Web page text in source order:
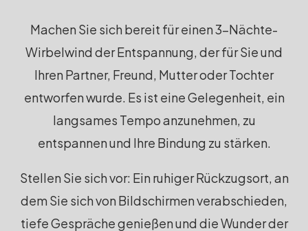
Machen Sie sich bereit für einen 3-Nächte-
Wirbelwind der Entspannung, der für Sie und
Ihren Partner, Freund, Mutter oder Tochter
entworfen wurde. Es ist eine Gelegenheit, ein
langsames Tempo anzunehmen, zu
entspannen und Ihre Bindung zu stärken.
Stellen Sie sich vor: Ein ruhiger Rückzugsort, an
dem Sie sich von Bildschirmen verabschieden,
tiefe Gespräche genießen und die Wunder der